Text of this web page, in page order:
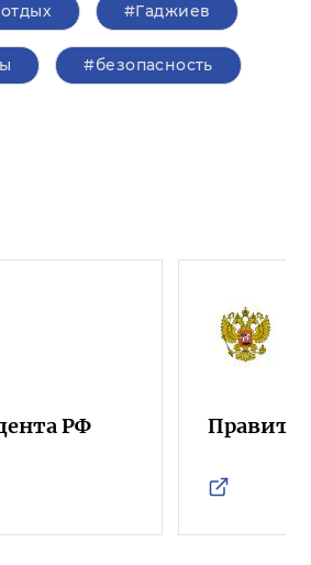
#Гаджиев
#безопасность
РФ